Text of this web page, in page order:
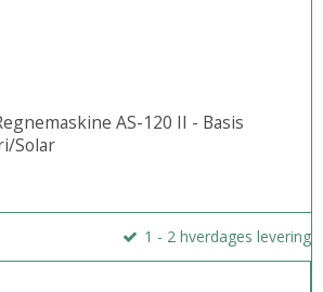
AS-120 II - Basis
Solar
1 - 2 hverdages levering